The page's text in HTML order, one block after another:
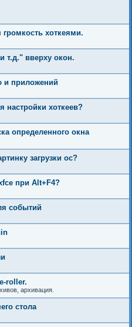
громкость хоткеями.
т.д." вверху окон.
и приложений
настройки хоткеев?
определенного окна
загрузки ос?
при Alt+F4?
событий
roller.
архивация.
стола